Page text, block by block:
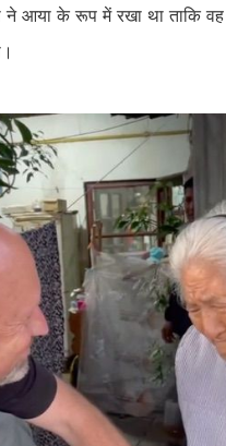
ने आया के रूप में रखा था